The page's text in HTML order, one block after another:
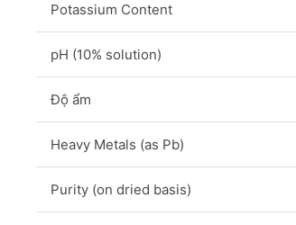
Potassium Content
pH (10% solution)
Độ ẩm
Heavy Metals (as Pb)
Purity (on dried basis)